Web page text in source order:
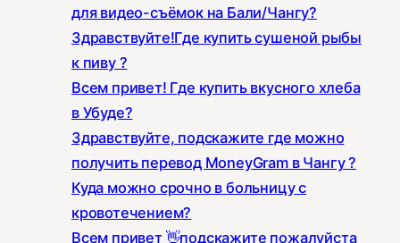
для видео-съёмок на Бали/Чангу?
Здравствуйте!Где купить сушеной рыбы
к пиву ?
Всем привет! Где купить вкусного хлеба
в Убуде?
Здравствуйте, подскажите где можно
получить перевод MoneyGram в Чангу ?
Куда можно срочно в больницу с
кровотечением?
Всем привет 👋подскажите пожалуйста